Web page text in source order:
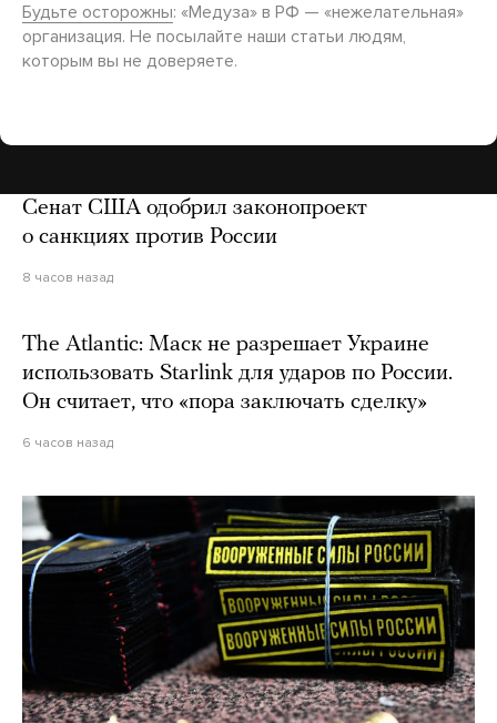
Будьте осторожны: «Медуза» в РФ — «нежелательная»
организация. Не посылайте наши статьи людям,
которым вы не доверяете.
Сенат США одобрил законопроект
о санкциях против России
8 часов назад
The Atlantic: Маск не разрешает Украине
использовать Starlink для ударов по России.
Он считает, что «пора заключать сделку»
6 часов назад